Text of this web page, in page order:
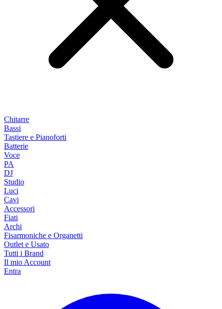
Chitarre
Bassi
Tastiere e Pianoforti
Batterie
Voce
PA
DJ
Studio
Luci
Cavi
Accessori
Fiati
Archi
Fisarmoniche e Organetti
Outlet e Usato
Tutti i Brand
Il mio Account
Entra